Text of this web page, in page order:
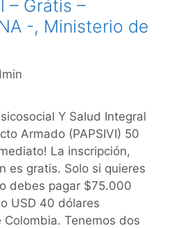
– Grátis –
-, Ministerio de
Y Salud Integral
Armado (PAPSIVI) 50
La inscripción,
es gratis. Solo si quieres
debes pagar $75.000
USD 40 dólares
Tenemos dos